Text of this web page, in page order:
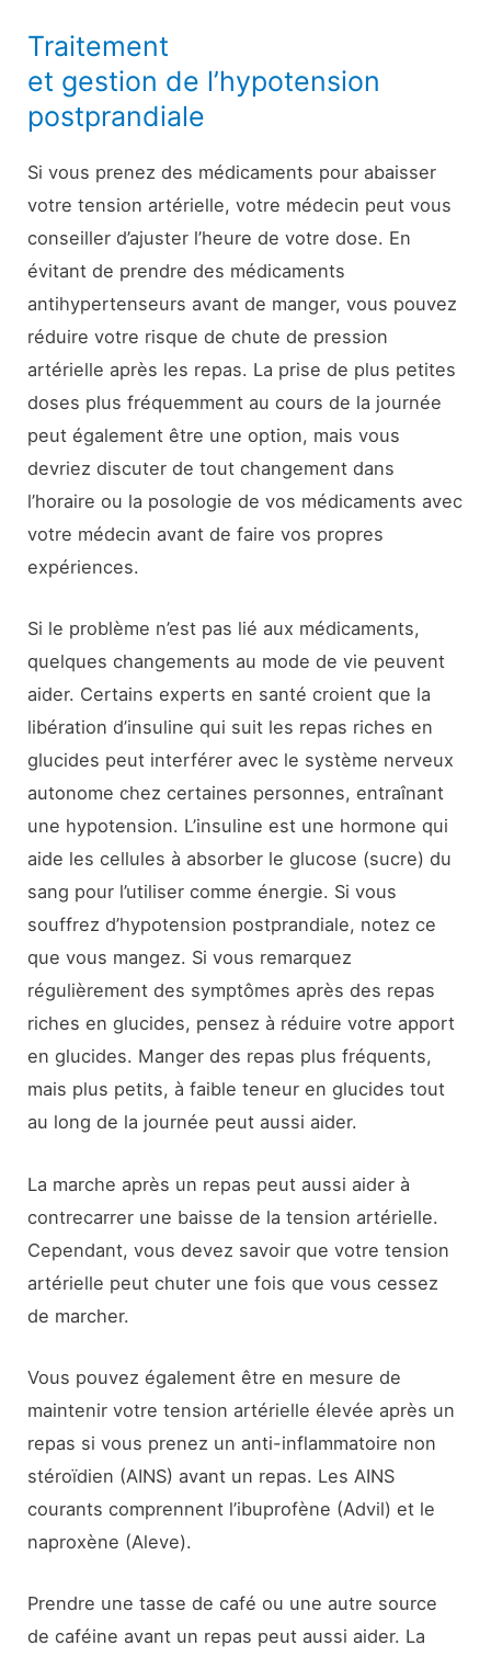
Traitement
et gestion de l’hypotension
postprandiale
Si vous prenez des médicaments pour abaisser
votre tension artérielle, votre médecin peut vous
conseiller d’ajuster l’heure de votre dose. En
évitant de prendre des médicaments
antihypertenseurs avant de manger, vous pouvez
réduire votre risque de chute de pression
artérielle après les repas. La prise de plus petites
doses plus fréquemment au cours de la journée
peut également être une option, mais vous
devriez discuter de tout changement dans
l’horaire ou la posologie de vos médicaments avec
votre médecin avant de faire vos propres
expériences.
Si le problème n’est pas lié aux médicaments,
quelques changements au mode de vie peuvent
aider. Certains experts en santé croient que la
libération d’insuline qui suit les repas riches en
glucides peut interférer avec le système nerveux
autonome chez certaines personnes, entraînant
une hypotension. L’insuline est une hormone qui
aide les cellules à absorber le glucose (sucre) du
sang pour l’utiliser comme énergie. Si vous
souffrez d’hypotension postprandiale, notez ce
que vous mangez. Si vous remarquez
régulièrement des symptômes après des repas
riches en glucides, pensez à réduire votre apport
en glucides. Manger des repas plus fréquents,
mais plus petits, à faible teneur en glucides tout
au long de la journée peut aussi aider.
La marche après un repas peut aussi aider à
contrecarrer une baisse de la tension artérielle.
Cependant, vous devez savoir que votre tension
artérielle peut chuter une fois que vous cessez
de marcher.
Vous pouvez également être en mesure de
maintenir votre tension artérielle élevée après un
repas si vous prenez un anti-inflammatoire non
stéroïdien (AINS) avant un repas. Les AINS
courants comprennent l’ibuprofène (Advil) et le
naproxène (Aleve).
Prendre une tasse de café ou une autre source
de caféine avant un repas peut aussi aider. La